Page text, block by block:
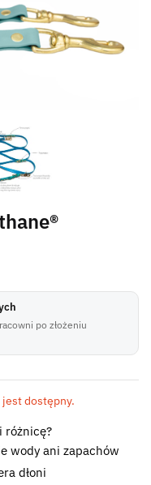
po złożeniu
jest dostępny.
różnicę?
wody ani zapachów
dłoni